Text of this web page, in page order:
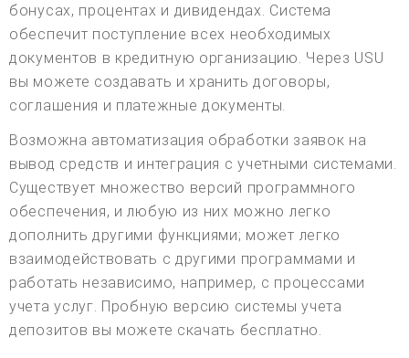
бонусах, процентах и дивидендах. Система
обеспечит поступление всех необходимых
документов в кредитную организацию. Через USU
вы можете создавать и хранить договоры,
соглашения и платежные документы.
Возможна автоматизация обработки заявок на
вывод средств и интеграция с учетными системами.
Существует множество версий программного
обеспечения, и любую из них можно легко
дополнить другими функциями; может легко
взаимодействовать с другими программами и
работать независимо, например, с процессами
учета услуг. Пробную версию системы учета
депозитов вы можете скачать бесплатно.